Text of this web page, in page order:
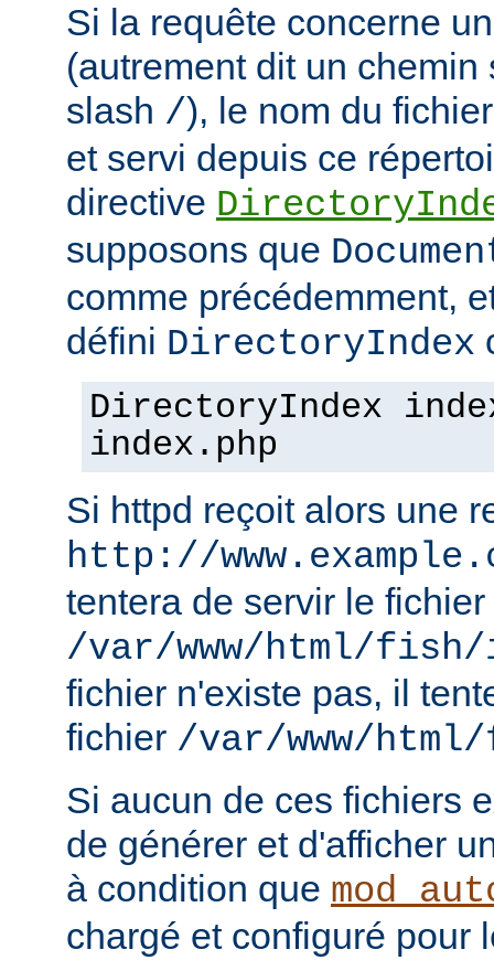
Si la requête concerne
(autrement dit un
slash /), le nom du
et servi depuis ce
directive
supposons que
comme précédemment,
défini DirectoryIndex
DirectoryIndex
index.php
Si httpd reçoit alors une
http://
tentera de servir le fichier
/var/www/html/
fichier n'existe pas, il
fichier /var/www/
Si aucun de ces fichiers
de générer et d'afficher
à condition que
chargé et configuré pour